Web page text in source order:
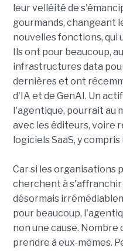
leur velléité de
gourmands, changeant
nouvelles fonctions, qui
Ils ont pour beaucoup,
infrastructures data
dernières et ont
d'IA et de GenAI. Un
l'agentique, pourrait au
avec les éditeurs, voire
logiciels SaaS, y
Car si les organisations
cherchent à s'affranchir
désormais
pour beaucoup,
non une cause. Nombre
prendre à eux-mêmes.